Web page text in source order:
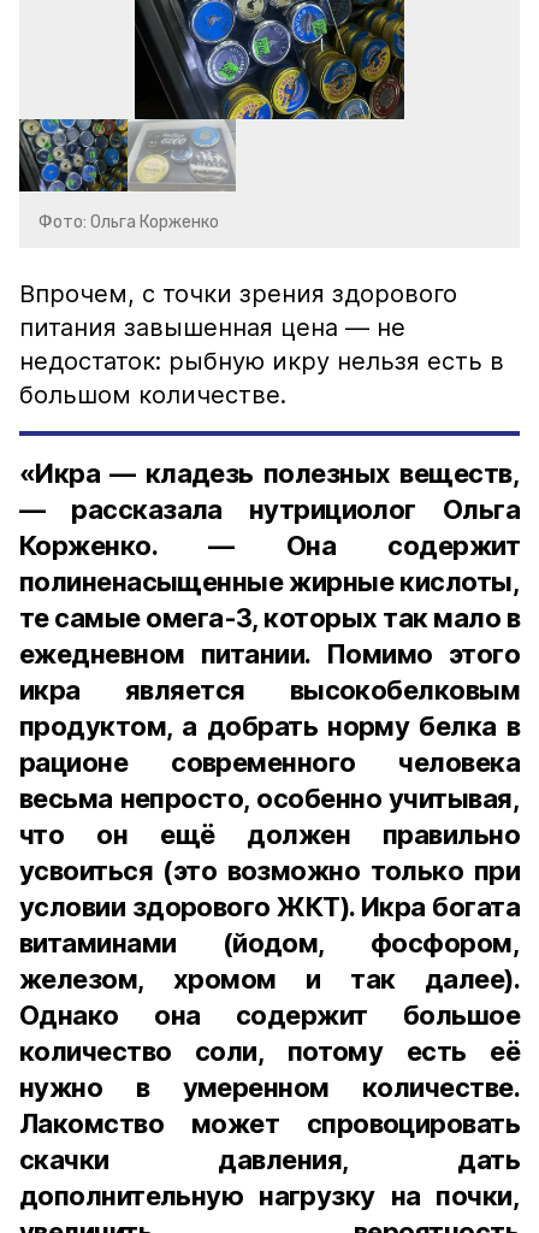
Фото: Ольга Корженко
Впрочем, с точки зрения здорового
питания завышенная цена — не
недостаток: рыбную икру нельзя есть в
большом количестве.
«Икра — кладезь полезных веществ,
— рассказала нутрициолог Ольга
Корженко. — Она содержит
полиненасыщенные жирные кислоты,
те самые омега-3, которых так мало в
ежедневном питании. Помимо этого
икра является высокобелковым
продуктом, а добрать норму белка в
рационе современного человека
весьма непросто, особенно учитывая,
что он ещё должен правильно
усвоиться (это возможно только при
условии здорового ЖКТ). Икра богата
витаминами (йодом, фосфором,
железом, хромом и так далее).
Однако она содержит большое
количество соли, потому есть её
нужно в умеренном количестве.
Лакомство может спровоцировать
скачки давления, дать
дополнительную нагрузку на почки,